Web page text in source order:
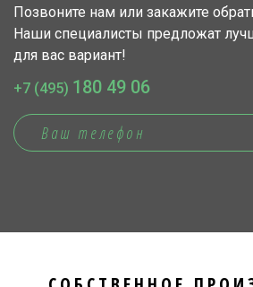
Позвоните нам или закажите
Наши специалисты предложат
для вас вариант!
+7 (495) 180 49 06